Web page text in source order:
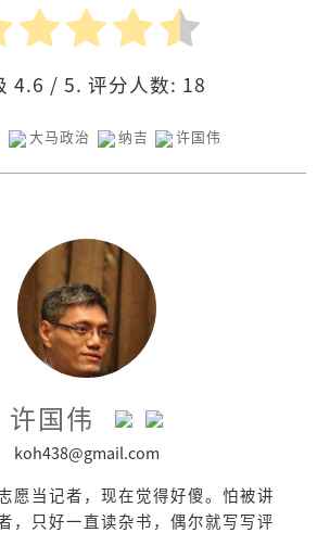
4.6 / 5. 评分人数: 18
大马政治 纳吉 许国伟
许国伟
koh438@gmail.com
愿当记者，现在觉得好傻。怕被讲
，只好一直读杂书，偶尔就写写评